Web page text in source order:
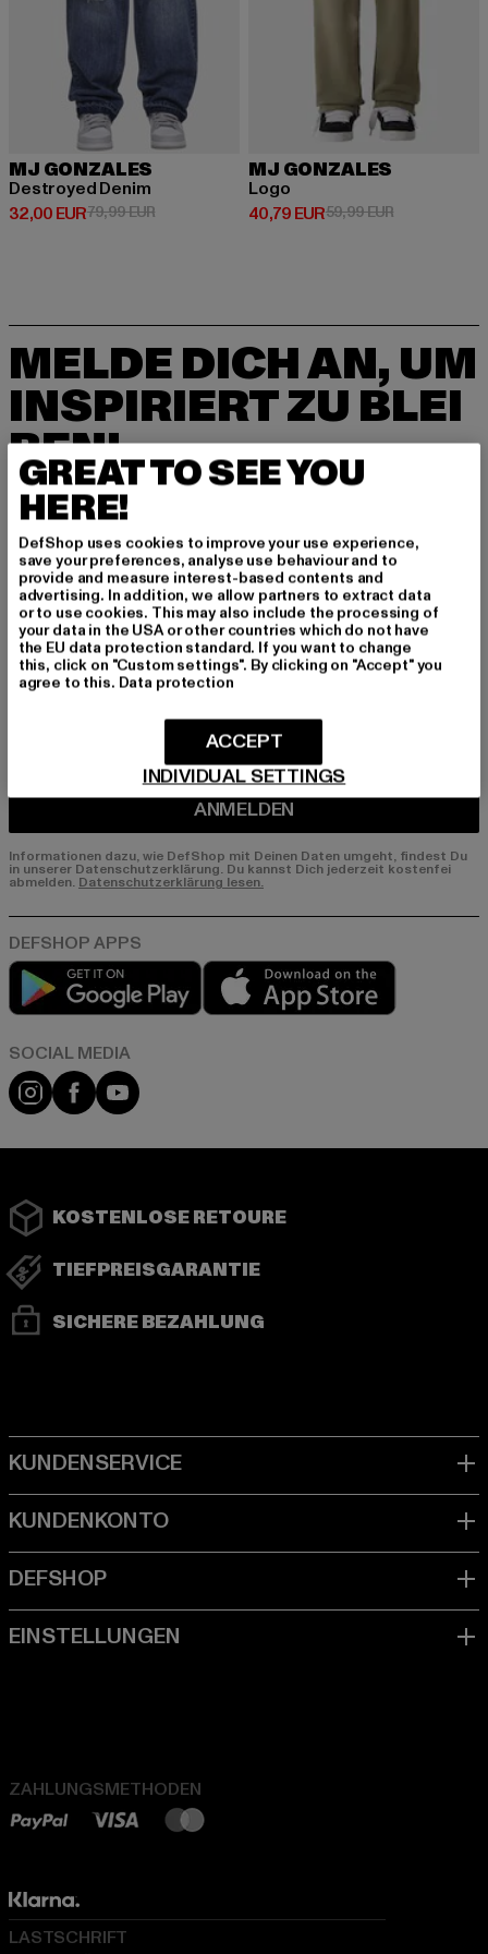
MJ GONZALES
Destroyed Denim
32,00 EUR
Derzeitiger Preis: 32,00 EUR
79,99 EURAktionspreis: 79,99 EUR
MJ GONZALES
Logo
40,79 EUR
Derzeitiger Preis: 40,79 EUR
59,99 EURAktionspreis:
MELDE DICH AN, UM
INSPIRIERT ZU BLEI
BEN!
Melde dich hier für unseren Newsletter an und
erhalte künftig Informationen über aktuelle Tre
nds, Angebote und Gutscheine von DefShop p
er E-Mail!
An welchen Produkten bist du interessiert?
MÄNNER
FRAUEN
ANMELDEN
Informationen dazu, wie DefShop mit Deinen Daten umgeht, findest Du
in unserer Datenschutzerklärung. Du kannst Dich jederzeit kostenfei
abmelden. Datenschutzerklärung lesen.
Play market
Instagram
FacebookYouTube
KOSTENLOSE RETOURE
TIEFPREISGARANTIE
SICHERE BEZAHLUNG
ZAHLUNGSMETHODEN
LASTSCHRIFT
GREAT TO SEE YOU
HERE!
DefShop uses cookies to improve your use experience,
save your preferences, analyse use behaviour and to
provide and measure interest-based contents and
advertising. In addition, we allow partners to extract data
or to use cookies. This may also include the processing of
your data in the USA or other countries which do not have
the EU data protection standard. If you want to change
this, click on "Custom settings". By clicking on "Accept" you
agree to this. Data protection
INDIVIDUAL SETTINGS
ACCEPT